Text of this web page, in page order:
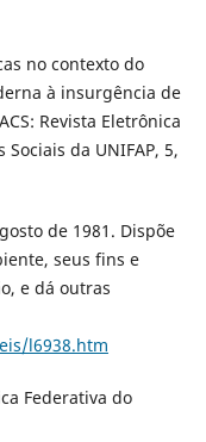
no contexto do
à insurgência de
Revista Eletrônica
da UNIFAP, 5,
de 1981. Dispõe
seus fins e
e dá outras
l6938.htm
Federativa do